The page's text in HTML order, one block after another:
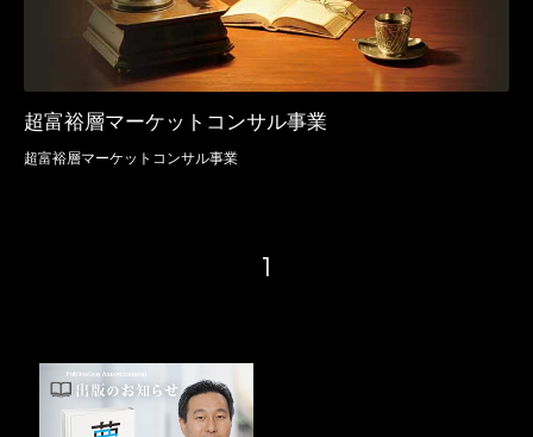
超富裕層マーケットコンサル事業
超富裕層マーケットコンサル事業
1